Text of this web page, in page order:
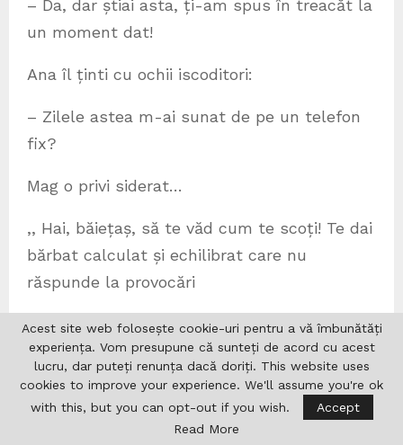
– Da, dar știai asta, ți-am spus în treacăt la
un moment dat!
Ana îl ținti cu ochii iscoditori:
– Zilele astea m-ai sunat de pe un telefon
fix?
Mag o privi siderat…
,, Hai, băiețaș, să te văd cum te scoți! Te dai
bărbat calculat și echilibrat care nu
răspunde la provocări
infantile, dar suni fără motiv și închizi când îi
auzi vocea…”
– Eu? Nu! răspunse ferm plimbându-și
privirea de-a lungul peretelui din față,
Acest site web folosește cookie-uri pentru a vă îmbunătăți
experiența. Vom presupune că sunteți de acord cu acest
lucru, dar puteți renunța dacă doriți. This website uses
cookies to improve your experience. We'll assume you're ok
with this, but you can opt-out if you wish.
Accept
Read More